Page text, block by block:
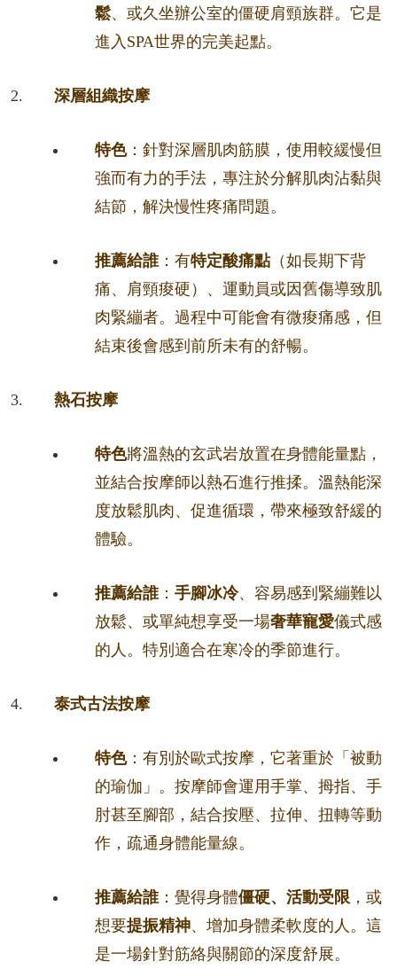
鬆、或久坐辦公室的僵硬肩頸族群。它是
進入SPA世界的完美起點。
深層組織按摩
特色：針對深層肌肉筋膜，使用較緩慢但
強而有力的手法，專注於分解肌肉沾黏與
結節，解決慢性疼痛問題。
推薦給誰：有特定酸痛點（如長期下背
痛、肩頸痠硬）、運動員或因舊傷導致肌
肉緊繃者。過程中可能會有微痠痛感，但
結束後會感到前所未有的舒暢。
熱石按摩
特色將溫熱的玄武岩放置在身體能量點，
並結合按摩師以熱石進行推揉。溫熱能深
度放鬆肌肉、促進循環，帶來極致舒緩的
體驗。
推薦給誰： 手腳冰冷、容易感到緊繃難以
放鬆、或單純想享受一場奢華寵愛儀式感
的人。特別適合在寒冷的季節進行。
泰式古法按摩
特色：有別於歐式按摩，它著重於「被動
的瑜伽」。按摩師會運用手掌、拇指、手
肘甚至腳部，結合按壓、拉伸、扭轉等動
作，疏通身體能量線。
推薦給誰：覺得身體僵硬、活動受限 ，或
想要提振精神、增加身體柔軟度的人。這
是一場針對筋絡與關節的深度舒展。